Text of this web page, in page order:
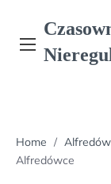
content
Home /
Alfredówce